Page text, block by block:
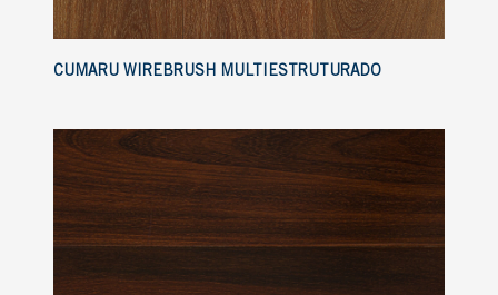
CUMARU WIREBRUSH MULTIESTRUTURADO